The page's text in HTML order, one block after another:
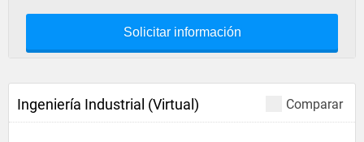
Solicitar información
Comparar
Ingeniería Industrial (Virtual)